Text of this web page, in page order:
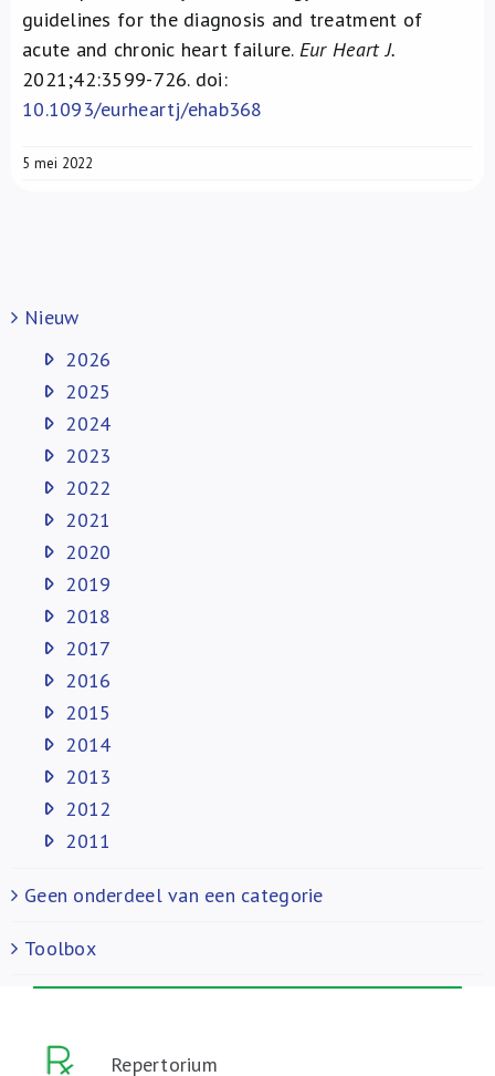
guidelines for the diagnosis and treatment of
acute and chronic heart failure. Eur Heart J.
2021;42:3599-726. doi:
10.1093/eurheartj/ehab368
5 mei 2022
Nieuw
2026
2025
2024
2023
2022
2021
2020
2019
2018
2017
2016
2015
2014
2013
2012
2011
Geen onderdeel van een categorie
Toolbox
Repertorium